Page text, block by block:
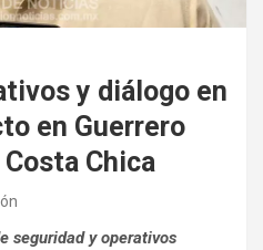
y diálogo en
en Guerrero
Chica
seguridad y operativos